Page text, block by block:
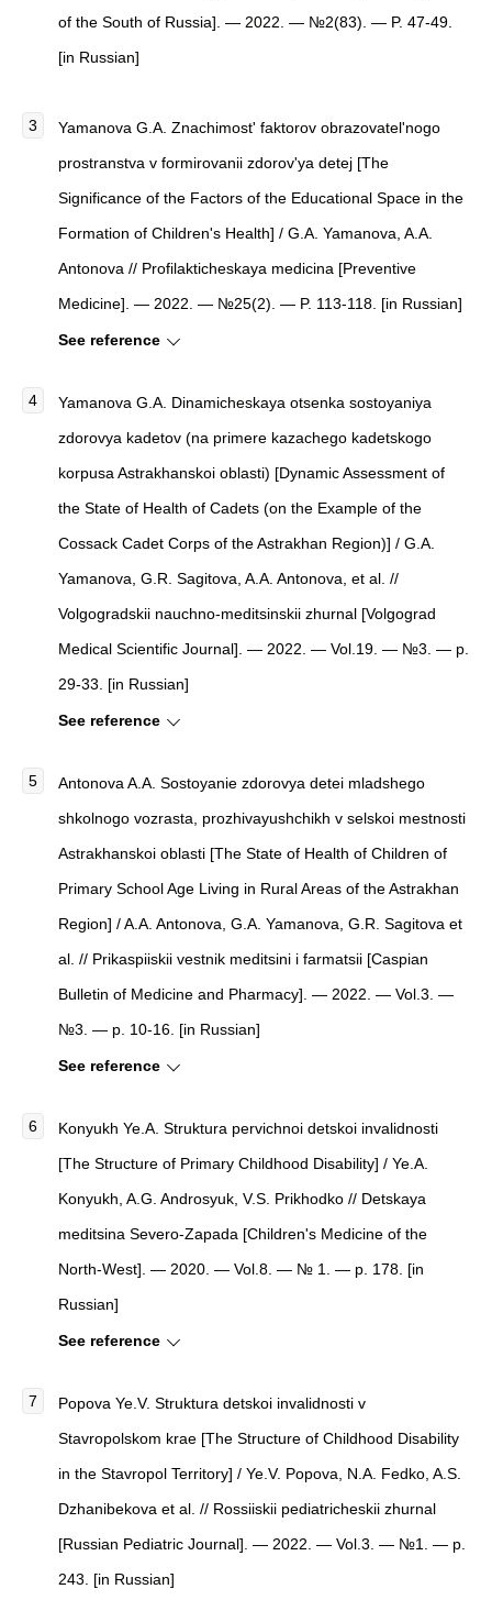
of the South of Russia] . — 2022. — №2(83). — P. 47-49.
[in Russian]
Yamanova G.A. Znachimost' faktorov obrazovatel'nogo
prostranstva v formirovanii zdorov'ya detej [The
Significance of the Factors of the Educational Space in the
Formation of Children's Health] / G.A. Yamanova, A.A.
Antonova // Profilakticheskaya medicina [Preventive
Medicine] . — 2022. — №25(2). — P. 113-118. [in Russian]
See reference
Yamanova G.A. Dinamicheskaya otsenka sostoyaniya
zdorovya kadetov (na primere kazachego kadetskogo
korpusa Astrakhanskoi oblasti) [Dynamic Assessment of
the State of Health of Cadets (on the Example of the
Cossack Cadet Corps of the Astrakhan Region)] / G.A.
Yamanova, G.R. Sagitova, A.A. Antonova, et al. //
Volgogradskii nauchno-meditsinskii zhurnal [Volgograd
Medical Scientific Journal]. — 2022. — Vol.19. — №3. — p.
29-33. [in Russian]
See reference
Antonova A.A. Sostoyanie zdorovya detei mladshego
shkolnogo vozrasta, prozhivayushchikh v selskoi mestnosti
Astrakhanskoi oblasti [The State of Health of Children of
Primary School Age Living in Rural Areas of the Astrakhan
Region] / A.A. Antonova, G.A. Yamanova, G.R. Sagitova et
al. // Prikaspiiskii vestnik meditsini i farmatsii [Caspian
Bulletin of Medicine and Pharmacy]. — 2022. — Vol.3. —
№3. — p. 10-16. [in Russian]
See reference
Konyukh Ye.A. Struktura pervichnoi detskoi invalidnosti
[The Structure of Primary Childhood Disability] / Ye.A.
Konyukh, A.G. Androsyuk, V.S. Prikhodko // Detskaya
meditsina Severo-Zapada [Children's Medicine of the
North-West]. — 2020. — Vol.8. — № 1. — p. 178. [in
Russian]
See reference
Popova Ye.V. Struktura detskoi invalidnosti v
Stavropolskom krae [The Structure of Childhood Disability
in the Stavropol Territory] / Ye.V. Popova, N.A. Fedko, A.S.
Dzhanibekova et al. // Rossiiskii pediatricheskii zhurnal
[Russian Pediatric Journal]. — 2022. — Vol.3. — №1. — p.
243. [in Russian]